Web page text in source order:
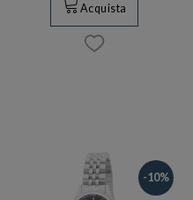
Acquista
-10%